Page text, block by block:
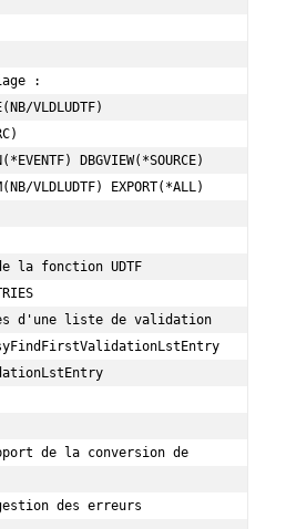
:
VLDLUDTF)
DBGVIEW(*SOURCE)
VLDLUDTF) EXPORT(*ALL)
la fonction UDTF
d'une liste de validation
de la conversion de
des erreurs